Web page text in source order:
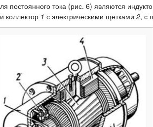
постоянного тока (рис. 6) являются
коллектор 1 с электрическими щетками 2, с